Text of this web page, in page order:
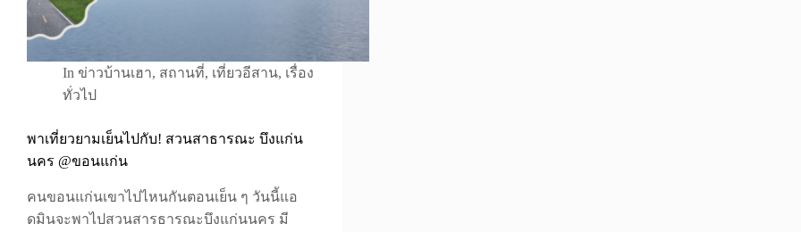
In ข่าวบ้านเฮา, สถานที่, เที่ยวอีสาน, เรื่อง
ทั่วไป
พาเที่ยวยามเย็นไปกับ! สวนสาธารณะ บึงแก่น
นคร @ขอนแก่น
คนขอนแก่นเขาไปไหนกันตอนเย็น ๆ วันนี้แอ
ดมินจะพาไปสวนสารธารณะบึงแก่นนคร มี